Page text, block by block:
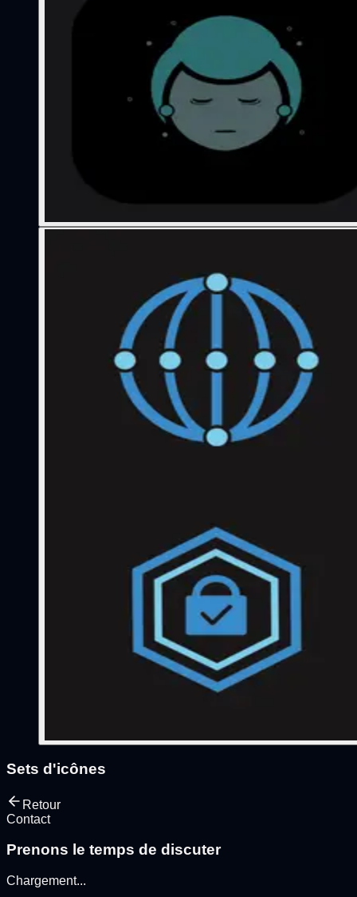
Sets d'icônes
Retour
Contact
Prenons le temps de discuter
Chargement...